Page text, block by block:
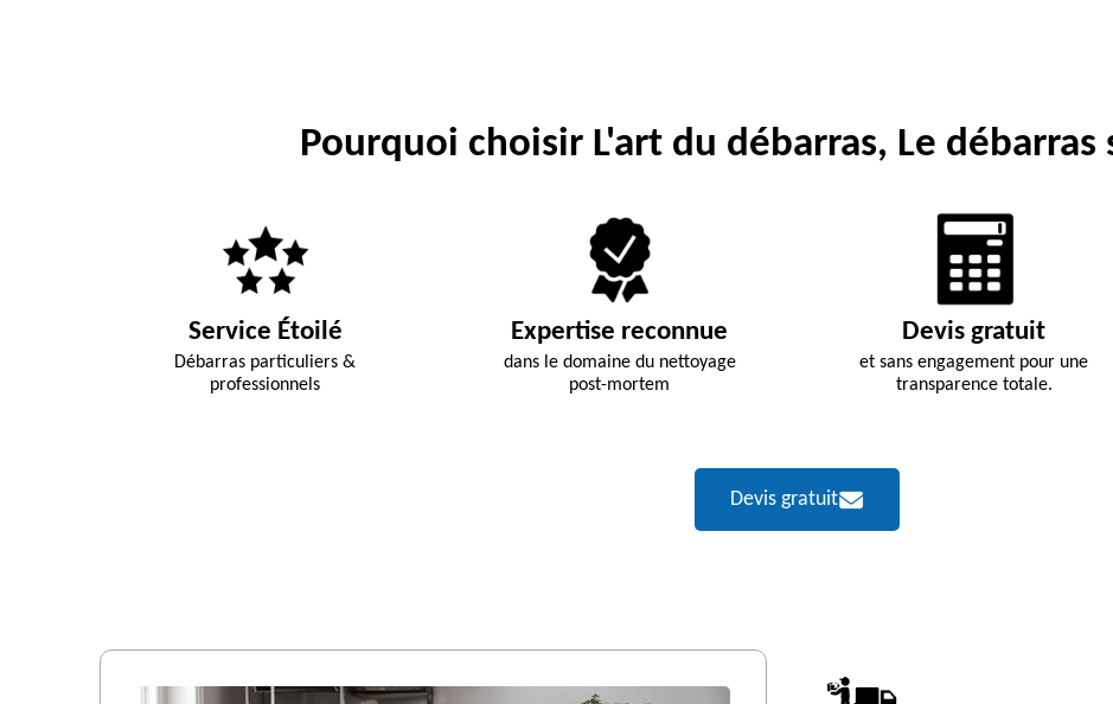
Pourquoi choisir L'art du débarras, Le débarras
Service Étoilé
Débarras particuliers &
professionnels
Expertise reconnue
dans le domaine du nettoyage
post-mortem
Devis gratuit
et sans engagement pour une
transparence totale.
Devis gratuit